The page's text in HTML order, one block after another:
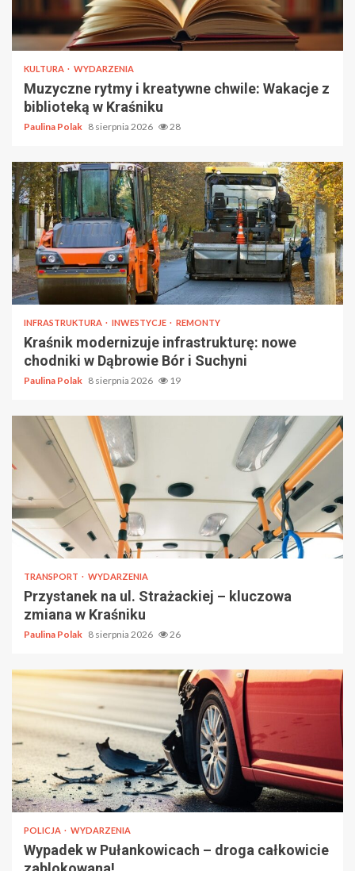
KULTURA WYDARZENIA
Muzyczne rytmy i kreatywne chwile: Wakacje z
biblioteką w Kraśniku
Paulina Polak 8 sierpnia 2026 28
INFRASTRUKTURA INWESTYCJE REMONTY
Kraśnik modernizuje infrastrukturę: nowe
chodniki w Dąbrowie Bór i Suchyni
Paulina Polak 8 sierpnia 2026 19
TRANSPORT WYDARZENIA
Przystanek na ul. Strażackiej – kluczowa
zmiana w Kraśniku
Paulina Polak 8 sierpnia 2026 26
POLICJA WYDARZENIA
Wypadek w Pułankowicach – droga całkowicie